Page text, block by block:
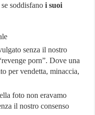
soddisfano i suoi
senza il nostro
porn”. Dove una
per vendetta, minaccia,
foto non eravamo
il nostro consenso